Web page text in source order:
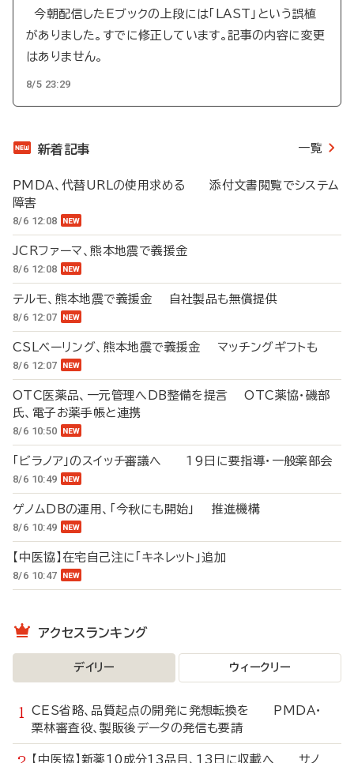
今朝配信したEブックの上段には「LAST」という誤植
がありました。すでに修正しています。記事の内容に変更
はありません。
8/5 23:29
新着記事 一覧
PMDA、代替URLの使用求める 添付文書閲覧でシステム
障害
8/6 12:08
JCRファーマ、熊本地震で義援金
8/6 12:08
テルモ、熊本地震で義援金 自社製品も無償提供
8/6 12:07
CSLベーリング、熊本地震で義援金 マッチングギフトも
8/6 12:07
OTC医薬品、一元管理へDB整備を提言 OTC薬協・磯部
氏、電子お薬手帳と連携
8/6 10:50
「ビラノア」のスイッチ審議へ 19日に要指導・一般薬部会
8/6 10:49
ゲノムDBの運用、「今秋にも開始」 推進機構
8/6 10:49
【中医協】在宅自己注に「キネレット」追加
8/6 10:47
アクセスランキング
デイリー ウィークリー
CES省略、品質起点の開発に発想転換を PMDA・
栗林審査役、製販後データの発信も要請
【中医協】新薬10成分13品目、13日に収載へ サノ